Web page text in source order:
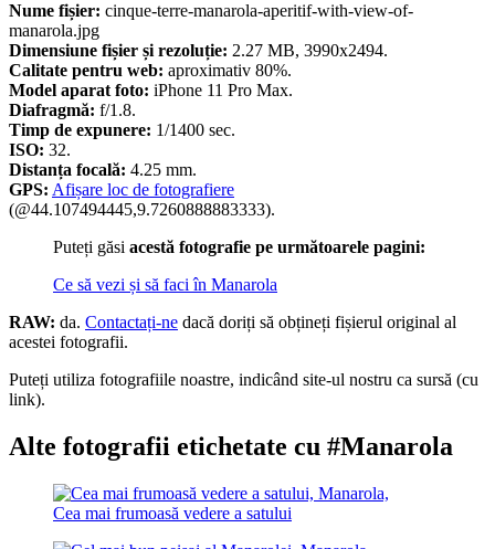
Nume fișier: cinque-terre-manarola-aperitif-with-view-of-
manarola.jpg
Dimensiune fișier și rezoluție: 2.27 MB, 3990x2494.
Calitate pentru web: aproximativ 80%.
Model aparat foto: iPhone 11 Pro Max.
Diafragmă: f/1.8.
Timp de expunere: 1/1400 sec.
ISO: 32.
Distanța focală: 4.25 mm.
GPS: Afișare loc de fotografiere
(@44.107494445,9.7260888883333).
Puteți găsi acestă fotografie pe următoarele pagini:
Ce să vezi și să faci în Manarola
RAW: da. Contactați-ne dacă doriți să obțineți fișierul original al
acestei fotografii.
Puteți utiliza fotografiile noastre, indicând site-ul nostru ca sursă (cu
link).
Alte fotografii etichetate cu #Manarola
Cea mai frumoasă vedere a satului